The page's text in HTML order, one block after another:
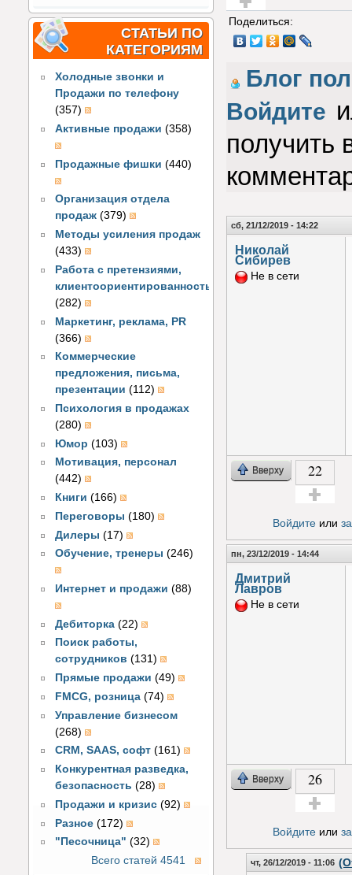
СТАТЬИ ПО
КАТЕГОРИЯМ
Холодные звонки и
Продажи по телефону
(357)
Активные продажи (358)
Продажные фишки (440)
Организация отдела
продаж (379)
Методы усиления продаж
(433)
Работа с претензиями,
клиентоориентированность
(282)
Маркетинг, реклама, PR
(366)
Коммерческие
предложения, письма,
презентации (112)
Психология в продажах
(280)
Юмор (103)
Мотивация, персонал
(442)
Книги (166)
Переговоры (180)
Дилеры (17)
Обучение, тренеры (246)
Интернет и продажи (88)
Дебиторка (22)
Поиск работы,
сотрудников (131)
Прямые продажи (49)
FMCG, розница (74)
Управление бизнесом
(268)
CRM, SAAS, софт (161)
Конкурентная разведка,
безопасность (28)
Продажи и кризис (92)
Разное (172)
"Песочница" (32)
Всего статей 4541
Голос за!
Поделиться:
Блог
Войдите
получить
сб, 21/12/2019 - 14:22
Николай
Сибирев
Не в сети
Вверху 22
Войдитеили
пн, 23/12/2019 - 14:44
Дмитрий
Лавров
Не в сети
Вверху 26
Войдитеили
чт, 26/12/2019 - 11:06